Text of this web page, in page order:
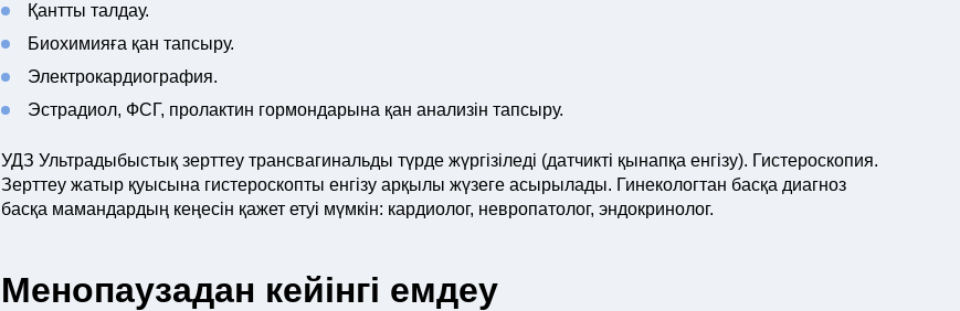
Қантты талдау.
Биохимияға қан тапсыру.
Электрокардиография.
Эстрадиол, ФСГ, пролактин гормондарына қан анализін тапсыру.
УДЗ Ультрадыбыстық зерттеу трансвагинальды түрде жүргізіледі (датчикті қынапқа енгізу). Гистероскопия.
Зерттеу жатыр қуысына гистероскопты енгізу арқылы жүзеге асырылады. Гинекологтан басқа диагноз
басқа мамандардың кеңесін қажет етуі мүмкін: кардиолог, невропатолог, эндокринолог.
Менопаузадан кейінгі емдеу